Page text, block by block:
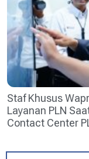
Staf Khusus
Layanan PLN
Contact Center